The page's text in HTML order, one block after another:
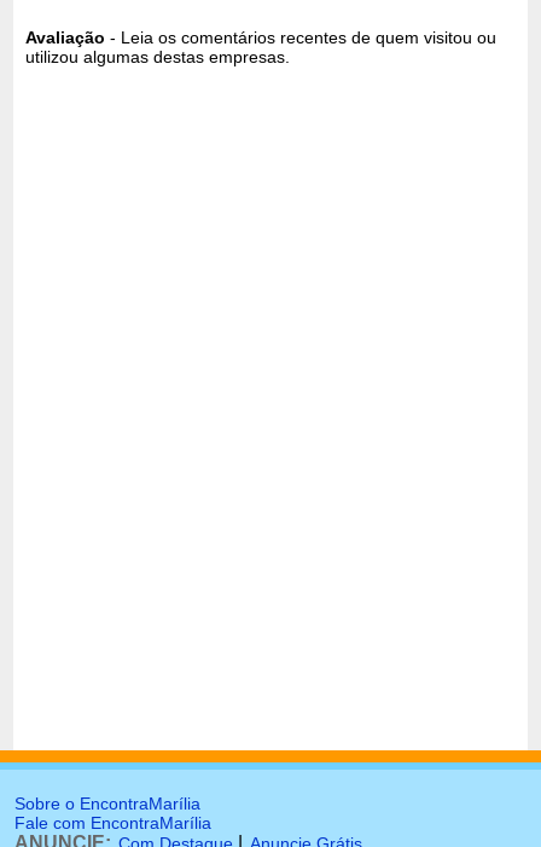
Avaliação - Leia os comentários recentes de quem visitou ou
utilizou algumas destas empresas.
Sobre o EncontraMarília
Fale com EncontraMarília
ANUNCIE: